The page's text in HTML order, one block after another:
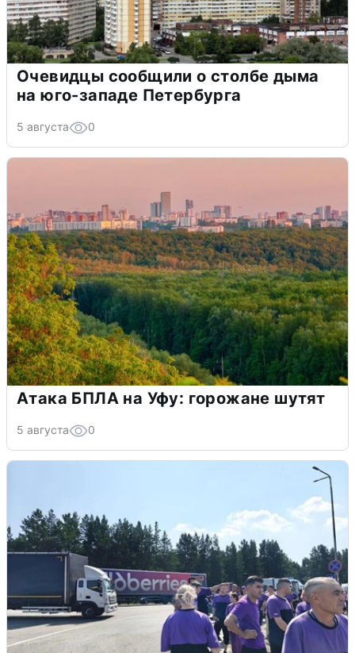
Очевидцы сообщили о столбе дыма
на юго-западе Петербурга
5 августа 0
Атака БПЛА на Уфу: горожане шутят
5 августа 0